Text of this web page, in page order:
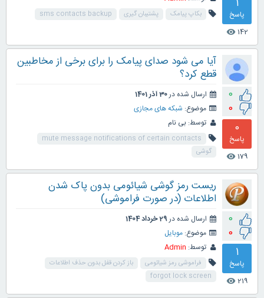
پاسخ
142
visibility
بکاپ پیامک پشتیبان گیری sms contacts backup
0
0
0
پاسخ
179
visibility
آیا می شود صدای پیامک را برای برخی از مخاطبین
قطع کرد؟
ارسال شده در30 آذر 1401
موضوع: شبکه های مجازی
توسط: بی نام
mute message notifications of certain contacts
گوشی
0
0
1
پاسخ
219
visibility
ریست رمز گوشی شیائومی بدون پاک شدن
اطلاعات (در صورت فراموشی)
ارسال شده در29 خرداد 1404
موضوع: موبایل
توسط: Admin
فراموشی رمز شیائومی
باز کردن قفل بدون حذف اطلاعات
forgot lock screen